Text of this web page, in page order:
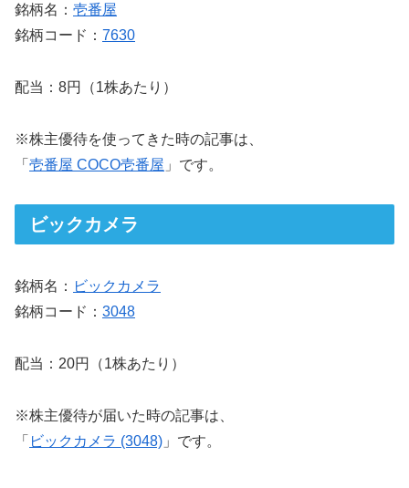
銘柄名： 壱番屋
銘柄コード： 7630
配当：8円（1株あたり）
※株主優待を使ってきた時の記事は、
「 壱番屋 COCO壱番屋 」です。
ビックカメラ
銘柄名： ビックカメラ
銘柄コード： 3048
配当：20円（1株あたり）
※株主優待が届いた時の記事は、
「 ビックカメラ (3048) 」です。